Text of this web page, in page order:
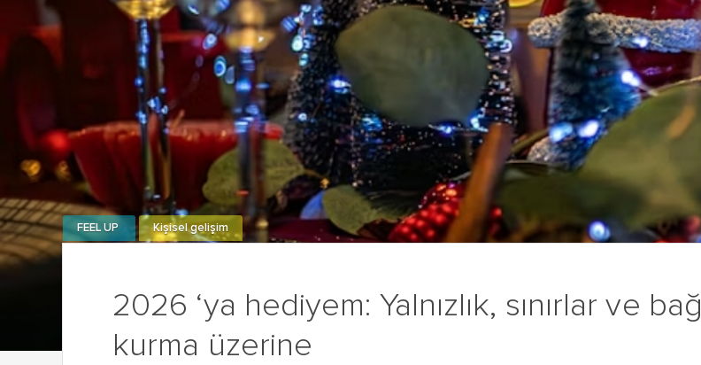
2026 ‘ya hediyem: Yalnızlık, sınırlar ve bağ
kurma üzerine
FEEL UP Kişisel gelişim